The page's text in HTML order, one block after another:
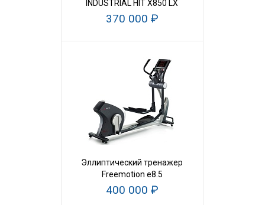
INDUSTRIAL HIT X850 LX
370 000 ₽
Эллиптический тренажер
Freemotion e8.5
400 000 ₽